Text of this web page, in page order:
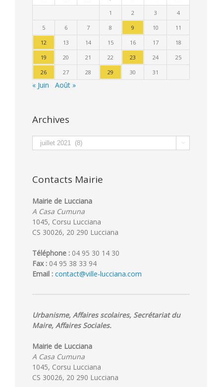
1 2 3
4
5
6 7 8 9 10
11
12
13 14 15 16 17
18
19
20 21 22 23 24
25
26
27 28 29 30 31
« Juin Août »
Archives
Archives 
Contacts Mairie
Mairie de Lucciana
A Casa Cumuna
1045, Corsu Lucciana
CS 30026, 20 290 Lucciana
Téléphone : 04 95 30 14 30
Fax : 04 95 38 33 94
Email : contact@ville-lucciana.com
Urbanisme, Affaires scolaires, Secrétariat du
Maire, Affaires Sociales.
Mairie de Lucciana
A Casa Cumuna
1045, Corsu Lucciana
CS 30026, 20 290 Lucciana